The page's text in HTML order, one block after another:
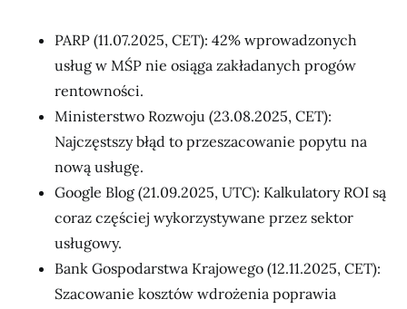
PARP (11.07.2025, CET): 42% wprowadzonych
usług w MŚP nie osiąga zakładanych progów
rentowności.
Ministerstwo Rozwoju (23.08.2025, CET):
Najczęstszy błąd to przeszacowanie popytu na
nową usługę.
Google Blog (21.09.2025, UTC): Kalkulatory ROI są
coraz częściej wykorzystywane przez sektor
usługowy.
Bank Gospodarstwa Krajowego (12.11.2025, CET):
Szacowanie kosztów wdrożenia poprawia